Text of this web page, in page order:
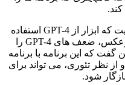
وو گفت که اینطور نیست – این واقعیت که ابزار از GPT-4 استفاده
می کند صرفاً “تصادفی” است – و برعکس، ضعف های GPT-4 را
که این برنامه با برنامه
نظر تئوری، می تواند برای